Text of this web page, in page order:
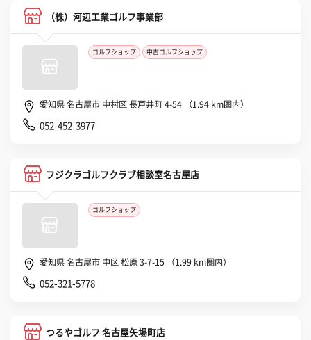
（株）河辺工業ゴルフ事業部
ゴルフショップ 中古ゴルフショップ
愛知県 名古屋市 中村区 長戸井町 4-54 （1.94 km圏内）
052-452-3977
フジクラゴルフクラブ相談室名古屋店
ゴルフショップ
愛知県 名古屋市 中区 松原 3-7-15 （1.99 km圏内）
052-321-5778
つるやゴルフ 名古屋矢場町店